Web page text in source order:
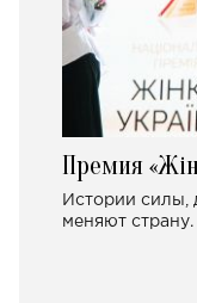
Премия
Истории силы,
меняют страну.